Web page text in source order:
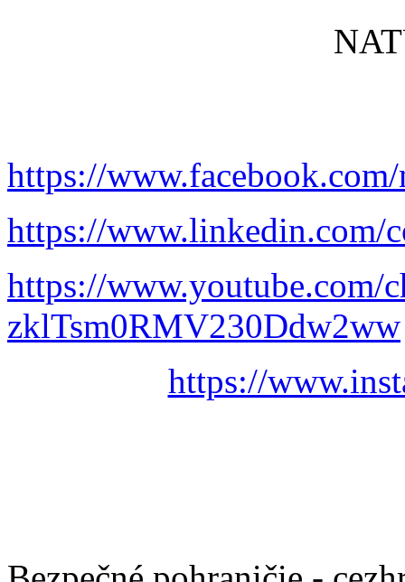
https://
https://www.linkedin.com/
https://www.youtube.com/
zklTsm0RMV230Ddw2ww
https://